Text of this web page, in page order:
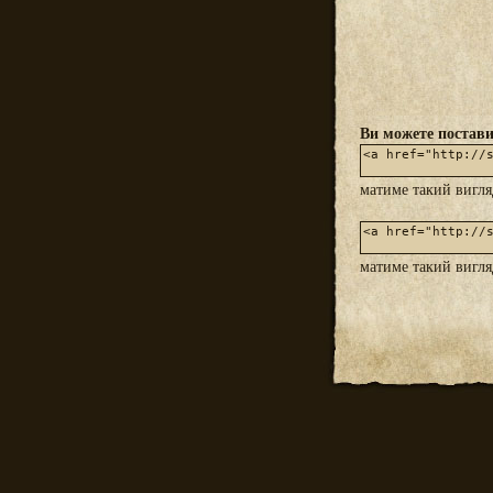
Ви можете
матиме такий
матиме такий